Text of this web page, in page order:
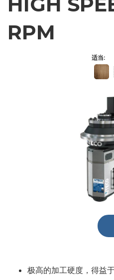
RPM
适当:
极高的加工硬度，得益